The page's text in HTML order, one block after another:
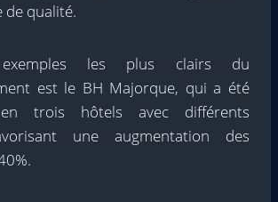
qualité.
les plus clairs du
est le BH Majorque, qui a été
trois hôtels avec différents
une augmentation des